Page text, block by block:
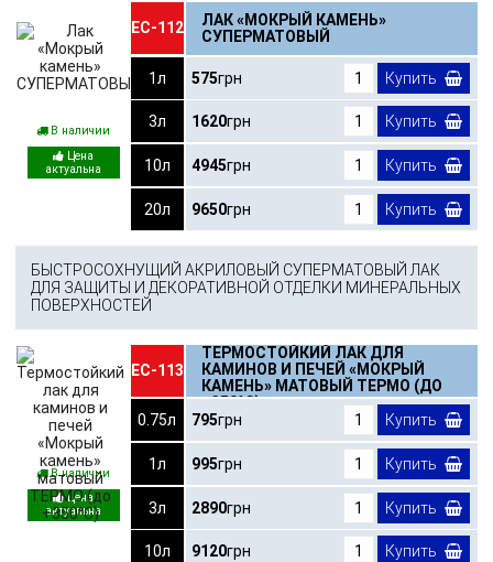
В наличии
ЕС-112
ЛАК «МОКРЫЙ КАМЕНЬ»
СУПЕРМАТОВЫЙ
1л 575грн Купить
3л 1620грн Купить
10л 4945грн Купить
20л 9650грн Купить
БЫСТРОСОХНУЩИЙ АКРИЛОВЫЙ СУПЕРМАТОВЫЙ ЛАК
ДЛЯ ЗАЩИТЫ И ДЕКОРАТИВНОЙ ОТДЕЛКИ МИНЕРАЛЬНЫХ
ПОВЕРХНОСТЕЙ
В наличии
ЕС-113
ТЕРМОСТОЙКИЙ ЛАК ДЛЯ
КАМИНОВ И ПЕЧЕЙ «МОКРЫЙ
КАМЕНЬ» МАТОВЫЙ ТЕРМО (ДО
+350°С)
0.75л
795грн Купить
1л 995грн Купить
3л 2890грн Купить
10л 9120грн Купить